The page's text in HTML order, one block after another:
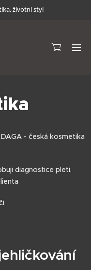
životní styl
- česká kosmetika
diagnostice pleti,